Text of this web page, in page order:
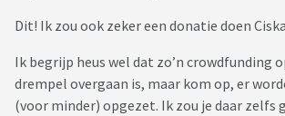
Dit! Ik zou ook zeker een donatie doen
Ik begrijp heus wel dat zo’n crowdfunding
drempel overgaan is, maar kom op, er
(voor minder) opgezet. Ik zou je daar zelfs